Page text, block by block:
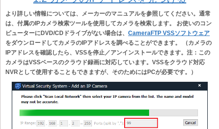
より詳しい情報については、メーカーのマニュアルを参照してください。通常
は、付属のIPカメラ検索ツールを使用してカメラを検索します。 お使いのコン
ピューターにDVD/CDドライブがない場合は、 CameraFTP VSSソフトウェア
をダウンロードしてカメラのIPアドレスを調べることができます。 （カメラの
IPアドレスを確認したら、VSSを停止／アンインストールできます。注：この
カメラはVSSベースのクラウド録画に対応しています。VSSをクラウド対応
NVRとして使用することもできますが、そのためにはPCが必要です。）